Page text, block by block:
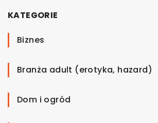
KATEGORIE
Biznes
Branża adult (erotyka, hazard)
Dom i ogród